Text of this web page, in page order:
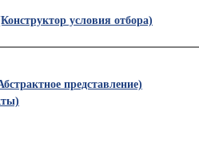
условия отбора)
представление)